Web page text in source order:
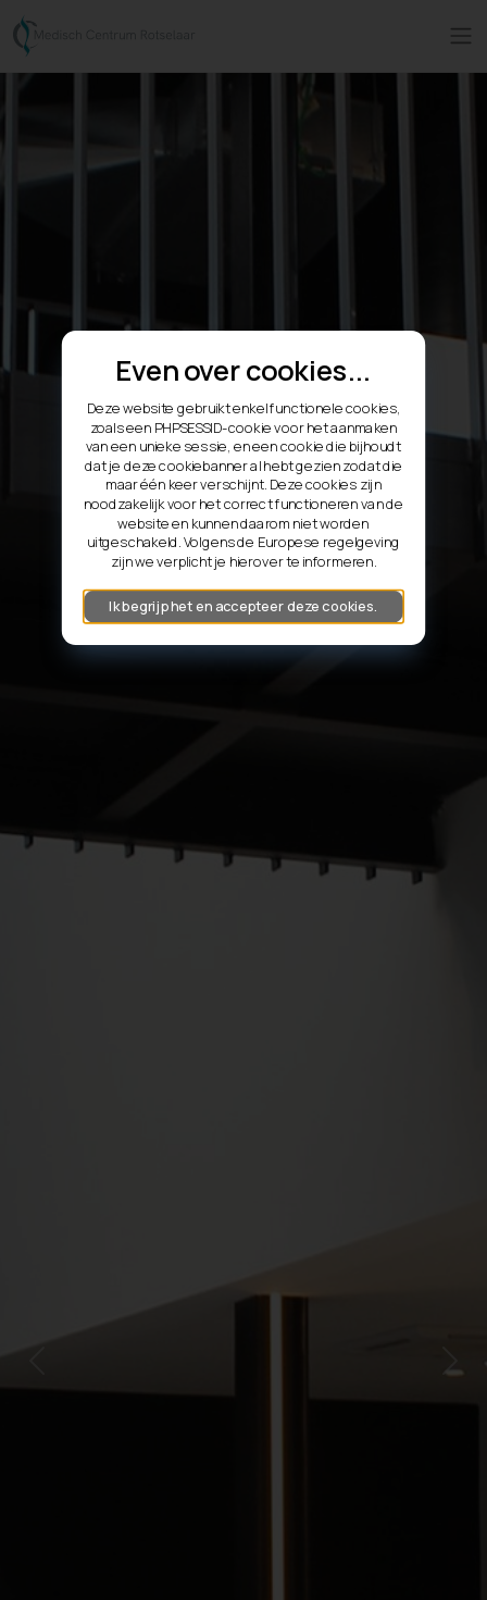
Next
Even over cookies...
Deze website gebruikt enkel functionele cookies,
zoals een PHPSESSID-cookie voor het aanmaken
van een unieke sessie, en een cookie die bijhoudt
dat je deze cookiebanner al hebt gezien zodat die
maar één keer verschijnt. Deze cookies zijn
noodzakelijk voor het correct functioneren van de
website en kunnen daarom niet worden
uitgeschakeld. Volgens de Europese regelgeving
zijn we verplicht je hierover te informeren.
Ik begrijp het en accepteer deze cookies.